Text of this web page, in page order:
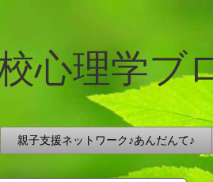
心理学ブ
親子支援ネットワーク♪あんだんて♪